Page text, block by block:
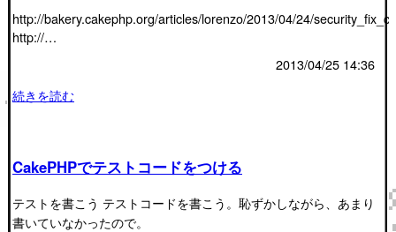
http://bakery.cakephp.org/articles/lorenzo/2013/04/24/
http://…
2013/04/25 14:36
続きを読む
CakePHPでテストコードをつける
テストを書こう テストコードを書こう。恥ずかしながら、あまり
書いていなかったので。